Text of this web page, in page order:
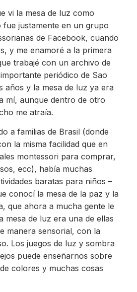
vi la mesa de luz como
fue justamente en un grupo
de Facebook, cuando
y me enamoré a la primera
trabajé con un archivo de
periódico de Sao
años y la mesa de luz ya era
mí, aunque dentro de otro
me atraía.
a familias de Brasil (donde
la misma facilidad que en
montessori para comprar,
ecc), había muchas
baratas para niños –
conocí la mesa de la paz y la
que ahora a mucha gente le
mesa de luz era una de ellas
manera sensorial, con la
Los juegos de luz y sombra
puede enseñarnos sobre
colores y muchas cosas